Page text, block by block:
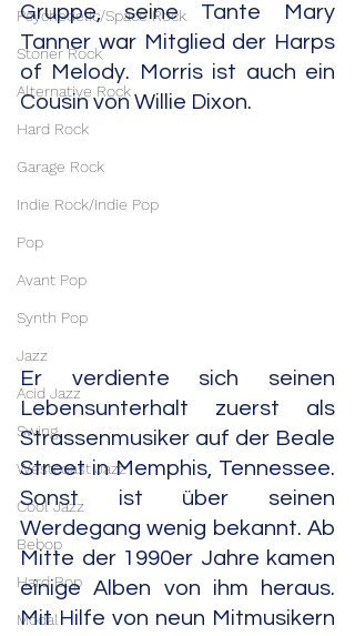
Psychedelic/Space Rock
Stoner Rock
Alternative Rock
Hard Rock
Garage Rock
Indie Rock/Indie Pop
Pop
Avant Pop
Synth Pop
Jazz
Acid Jazz
Swing
Westcoast Jazz
Cool Jazz
Bebop
Hard Bop
Modal
Gruppe, seine Tante Mary
Tanner war Mitglied der Harps
of Melody. Morris ist auch ein
Cousin von Willie Dixon.
Er verdiente sich seinen
Lebensunterhalt zuerst als
Strassenmusiker auf der Beale
Street in Memphis, Tennessee.
Sonst ist über seinen
Werdegang wenig bekannt. Ab
Mitte der 1990er Jahre kamen
einige Alben von ihm heraus.
Mit Hilfe von neun Mitmusikern